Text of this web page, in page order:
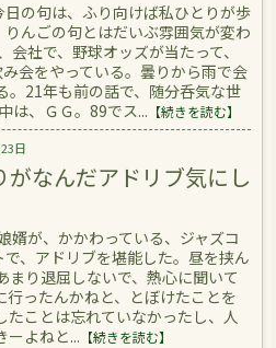
日の句は、ふり向けば私ひとりが歩
んごの句とはだいぶ雰囲気が変わ
社で、野球オッズが当たって、
会をやっている。曇りから雨で会
。21年も前の話で、随分呑気な世
は、ＧＧ。89でス... 【続きを読む】
日
がなんだアドリブ気にし
婿が、かかわっている、ジャズコ
で、アドリブを堪能した。昼を挟ん
まり退屈しないで、熱心に聞いて
行ったんかねと、とぼけたことを
たことは忘れていなかったし、人
ーよねと... 【続きを読む】